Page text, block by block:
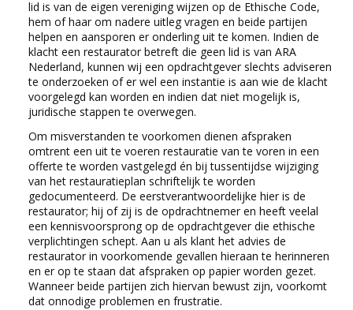
lid is van de eigen vereniging wijzen op de Ethische Code,
hem of haar om nadere uitleg vragen en beide partijen
helpen en aansporen er onderling uit te komen. Indien de
klacht een restaurator betreft die geen lid is van ARA
Nederland, kunnen wij een opdrachtgever slechts adviseren
te onderzoeken of er wel een instantie is aan wie de klacht
voorgelegd kan worden en indien dat niet mogelijk is,
juridische stappen te overwegen.
Om misverstanden te voorkomen dienen afspraken
omtrent een uit te voeren restauratie van te voren in een
offerte te worden vastgelegd én bij tussentijdse wijziging
van het restauratieplan schriftelijk te worden
gedocumenteerd. De eerstverantwoordelijke hier is de
restaurator; hij of zij is de opdrachtnemer en heeft veelal
een kennisvoorsprong op de opdrachtgever die ethische
verplichtingen schept. Aan u als klant het advies de
restaurator in voorkomende gevallen hieraan te herinneren
en er op te staan dat afspraken op papier worden gezet.
Wanneer beide partijen zich hiervan bewust zijn, voorkomt
dat onnodige problemen en frustratie.